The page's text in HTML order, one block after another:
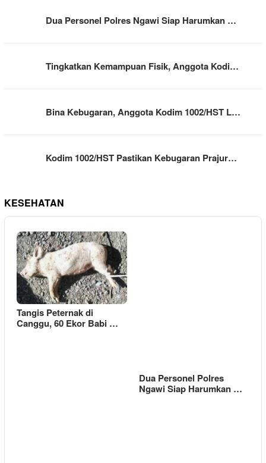
Dua Personel Polres Ngawi Siap Harumkan …
Tingkatkan Kemampuan Fisik, Anggota Kodi…
Bina Kebugaran, Anggota Kodim 1002/HST L…
Kodim 1002/HST Pastikan Kebugaran Prajur…
KESEHATAN
Tangis Peternak di
Canggu, 60 Ekor Babi …
Dua Personel Polres
Ngawi Siap Harumkan …